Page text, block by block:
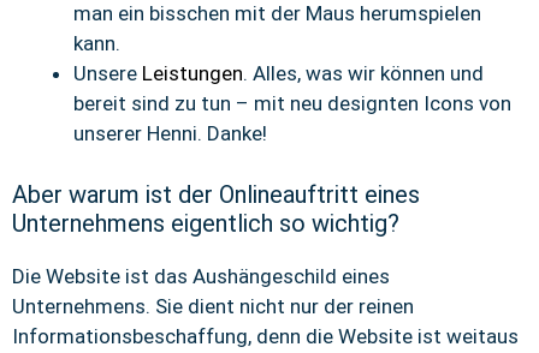
man ein bisschen mit der Maus herumspielen
kann.
Unsere Leistungen. Alles, was wir können und
bereit sind zu tun – mit neu designten Icons von
unserer Henni. Danke!
Aber warum ist der Onlineauftritt eines
Unternehmens eigentlich so wichtig?
Die Website ist das Aushängeschild eines
Unternehmens. Sie dient nicht nur der reinen
Informationsbeschaffung, denn die Website ist weitaus